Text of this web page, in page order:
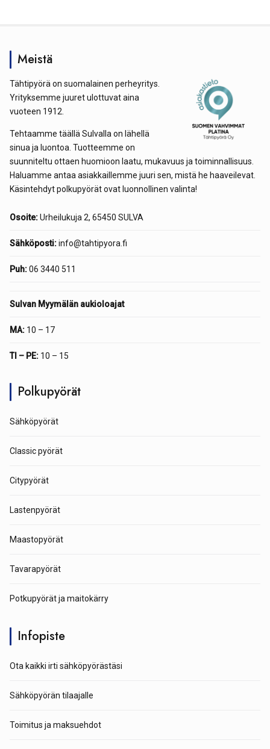
Meistä
Tähtipyörä on suomalainen perheyritys.
Yrityksemme juuret ulottuvat aina
vuoteen 1912.
Tehtaamme täällä Sulvalla on lähellä
sinua ja luontoa. Tuotteemme on
suunniteltu ottaen huomioon laatu, mukavuus ja toiminnallisuus.
Haluamme antaa asiakkaillemme juuri sen, mistä he haaveilevat.
Käsintehdyt polkupyörät ovat luonnollinen valinta!
Osoite:Urheilukuja 2, 65450 SULVA
Sähköposti:info@tahtipyora.fi
Puh:06 3440 511
Sulvan Myymälän aukioloajat
MA: 10 – 17
TI – PE: 10 – 15
Polkupyörät
Sähköpyörät
Classic pyörät
Citypyörät
Lastenpyörät
Maastopyörät
Tavarapyörät
Potkupyörät ja maitokärry
Infopiste
Ota kaikki irti sähköpyörästäsi
Sähköpyörän tilaajalle
Toimitus ja maksuehdot